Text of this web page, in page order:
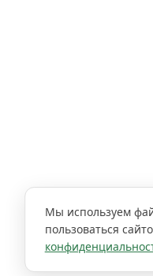
Мы используем
пользоваться